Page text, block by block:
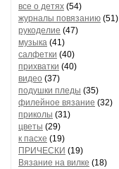
все о детях (54)
журналы повязанию (51)
рукоделие (47)
музыка (41)
салфетки (40)
прихватки (40)
видео (37)
подушки пледы (35)
филейное вязание (32)
приколы (31)
цветы (29)
к пасхе (19)
ПРИЧЕСКИ (19)
Вязание на вилке (18)